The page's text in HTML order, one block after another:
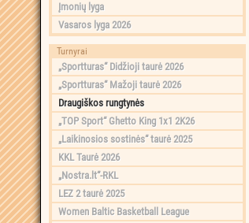
Įmonių lyga
Vasaros lyga 2026
Turnyrai
„Sportturas“ Didžioji taurė 2026
„Sportturas“ Mažoji taurė 2026
Draugiškos rungtynės
„TOP Sport“ Ghetto King 1x1 2K26
„Laikinosios sostinės“ taurė 2025
KKL Taurė 2026
„Nostra.lt“-RKL
LEZ 2 taurė 2025
Women Baltic Basketball League